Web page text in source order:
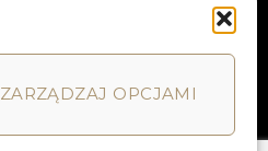
ZARZĄDZAJ OPCJAMI